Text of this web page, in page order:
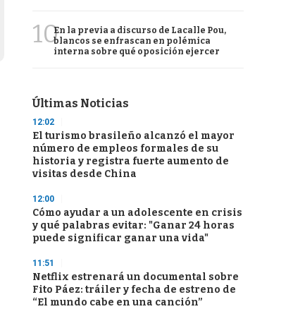
10En la previa a discurso de Lacalle Pou,
blancos se enfrascan en polémica
interna sobre qué oposición ejercer
Últimas Noticias
12:02
El turismo brasileño alcanzó el mayor
número de empleos formales de su
historia y registra fuerte aumento de
visitas desde China
12:00
Cómo ayudar a un adolescente en crisis
y qué palabras evitar: "Ganar 24 horas
puede significar ganar una vida"
11:51
Netflix estrenará un documental sobre
Fito Páez: tráiler y fecha de estreno de
“El mundo cabe en una canción”